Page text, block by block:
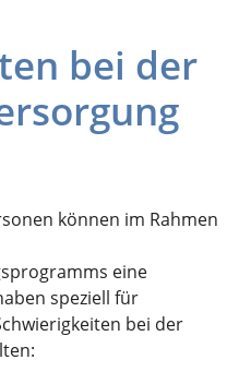
bei der
können im Rahmen
eine
speziell für
bei der